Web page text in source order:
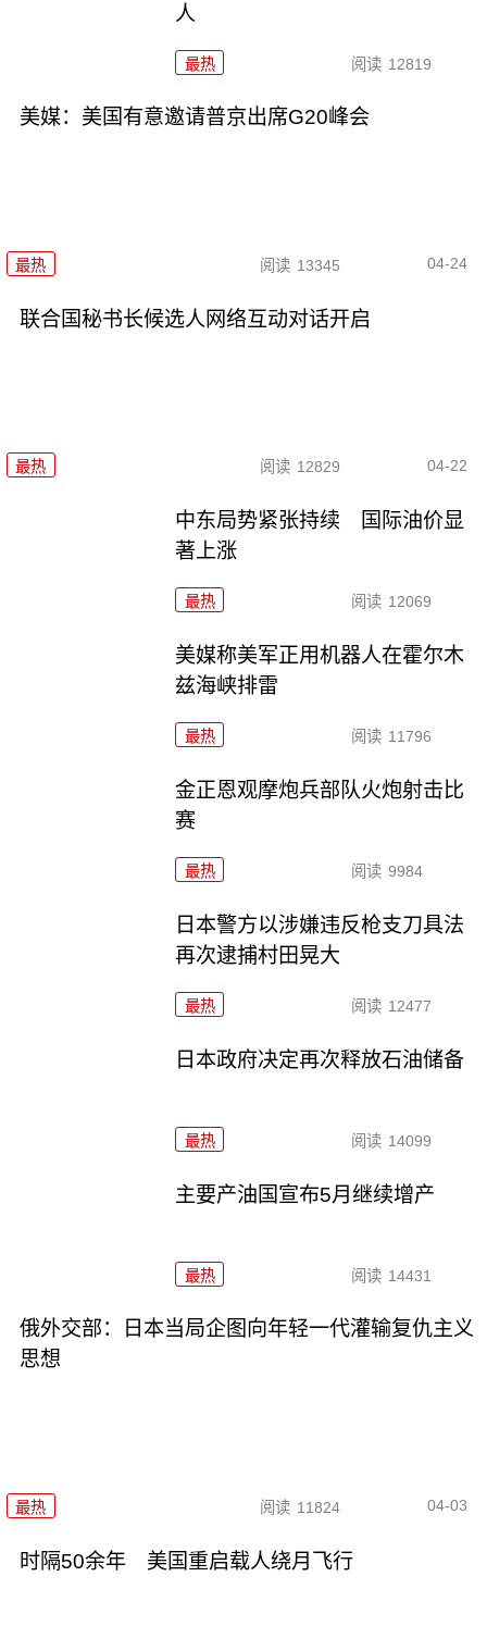
人
最热 阅读 12819
美媒：美国有意邀请普京出席G20峰会
最热 阅读 13345 04-24
联合国秘书长候选人网络互动对话开启
最热 阅读 12829 04-22
中东局势紧张持续 国际油价显
著上涨
最热 阅读 12069
美媒称美军正用机器人在霍尔木
兹海峡排雷
最热 阅读 11796
金正恩观摩炮兵部队火炮射击比
赛
最热 阅读 9984
日本警方以涉嫌违反枪支刀具法
再次逮捕村田晃大
最热 阅读 12477
日本政府决定再次释放石油储备
最热 阅读 14099
主要产油国宣布5月继续增产
最热 阅读 14431
俄外交部：日本当局企图向年轻一代灌输复仇主义
思想
最热 阅读 11824 04-03
时隔50余年 美国重启载人绕月飞行